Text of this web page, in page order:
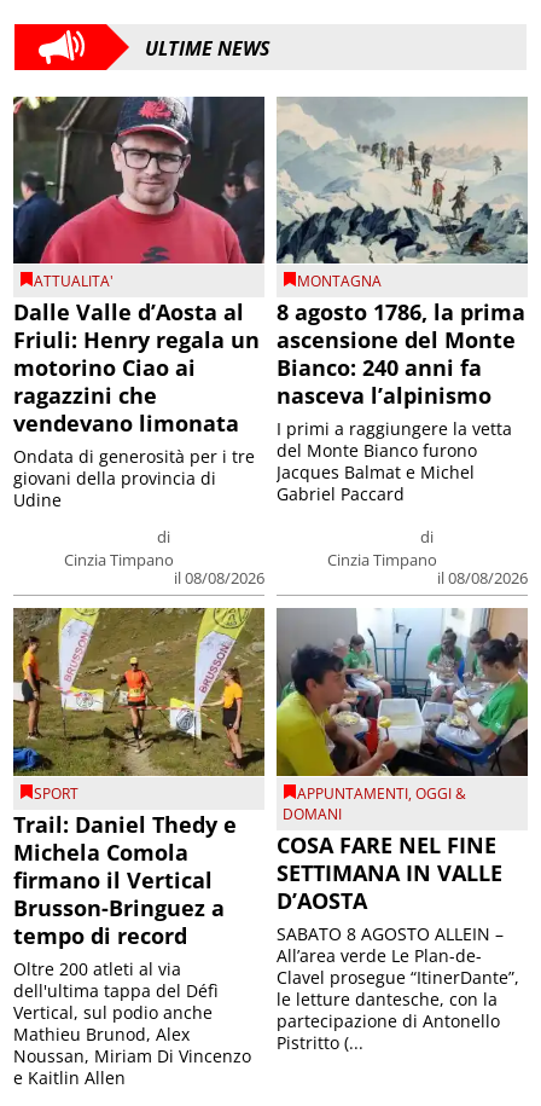
ULTIME NEWS
ATTUALITA'
Dalle Valle d’Aosta al
Friuli: Henry regala un
motorino Ciao ai
ragazzini che
vendevano limonata
di
Cinzia Timpano
il 08/08/2026
Ondata di generosità per i tre
giovani della provincia di
Udine
MONTAGNA
8 agosto 1786, la prima
ascensione del Monte
Bianco: 240 anni fa
nasceva l’alpinismo
di
Cinzia Timpano
il 08/08/2026
I primi a raggiungere la vetta
del Monte Bianco furono
Jacques Balmat e Michel
Gabriel Paccard
SPORT
Trail: Daniel Thedy e
Michela Comola
firmano il Vertical
Brusson-Bringuez a
tempo di record
Oltre 200 atleti al via
dell'ultima tappa del Défì
Vertical, sul podio anche
Mathieu Brunod, Alex
Noussan, Miriam Di Vincenzo
e Kaitlin Allen
APPUNTAMENTI,OGGI &
DOMANI
COSA FARE NEL FINE
SETTIMANA IN VALLE
D’AOSTA
SABATO 8 AGOSTO ALLEIN –
All’area verde Le Plan-de-
Clavel prosegue “ItinerDante”,
le letture dantesche, con la
partecipazione di Antonello
Pistritto (...